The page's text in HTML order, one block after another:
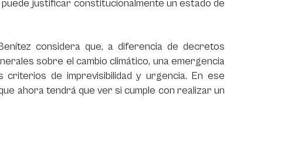
justificar constitucionalmente un estado de
considera que, a diferencia de decretos
sobre el cambio climático, una emergencia
de imprevisibilidad y urgencia. En ese
ahora tendrá que ver si cumple con realizar un